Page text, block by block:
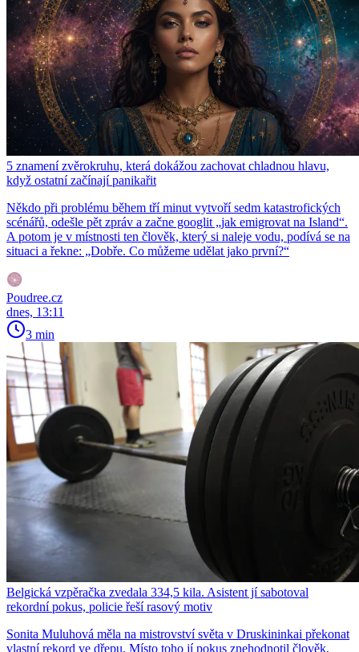
5 znamení zvěrokruhu, která dokážou zachovat chladnou hlavu,
když ostatní začínají panikařit
Někdo při problému během tří minut vytvoří sedm katastrofických
scénářů, odešle pět zpráv a začne googlit „jak emigrovat na Island“.
A potom je v místnosti ten člověk, který si naleje vodu, podívá se na
situaci a řekne: „Dobře. Co můžeme udělat jako první?“
Poudree.cz
dnes, 13:11
3 min
Belgická vzpěračka zvedala 334,5 kila. Asistent jí sabotoval
rekordní pokus, policie řeší rasový motiv
Sonita Muluhová měla na mistrovství světa v Druskininkai překonat
vlastní rekord ve dřepu. Místo toho jí pokus znehodnotil člověk,